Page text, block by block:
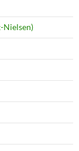
Nielsen)